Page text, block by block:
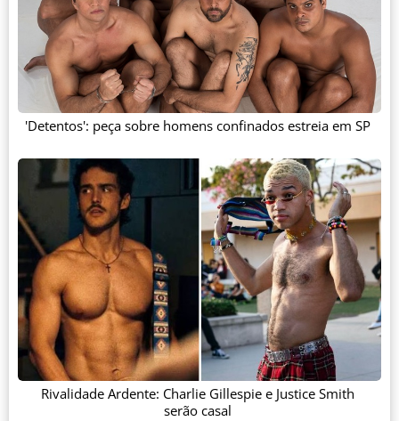
'Detentos': peça sobre homens confinados estreia em SP
Rivalidade Ardente: Charlie Gillespie e Justice Smith
serão casal